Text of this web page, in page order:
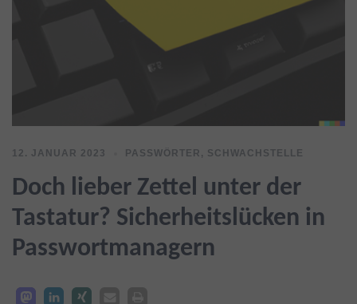
12. JANUAR 2023 PASSWÖRTER , SCHWACHSTELLE
Doch lieber Zettel unter der
Tastatur? Sicherheitslücken in
Passwortmanagern